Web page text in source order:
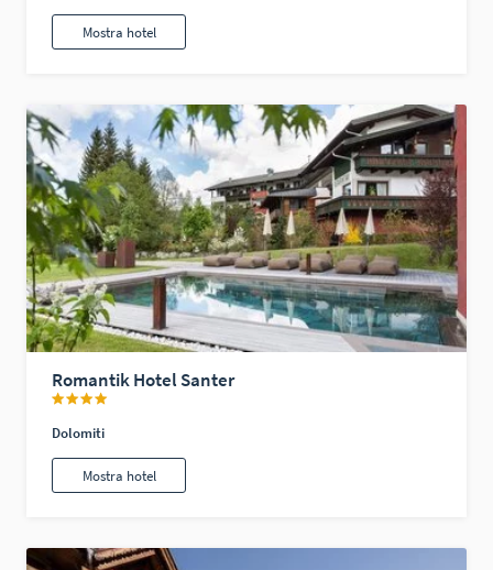
Mostra hotel
Romantik Hotel Santer
Dolomiti
Mostra hotel